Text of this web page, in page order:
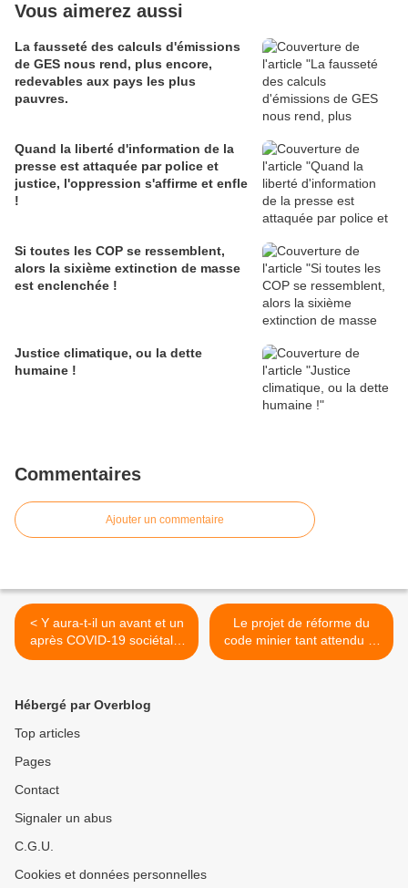
Vous aimerez aussi
La fausseté des calculs d'émissions
de GES nous rend, plus encore,
redevables aux pays les plus
pauvres.
Quand la liberté d'information de la
presse est attaquée par police et
justice, l'oppression s'affirme et enfle
!
Si toutes les COP se ressemblent,
alors la sixième extinction de masse
est enclenchée !
Justice climatique, ou la dette
humaine !
Commentaires
Ajouter un commentaire
< Y aura-t-il un avant et un
après COVID-19 sociétal ?
Ou les bouleversements du
Le projet de réforme du
code minier tant attendu et
redouté soumis au principe
Hébergé par Overblog
Top articles
Pages
Contact
Signaler un abus
C.G.U.
Cookies et données personnelles